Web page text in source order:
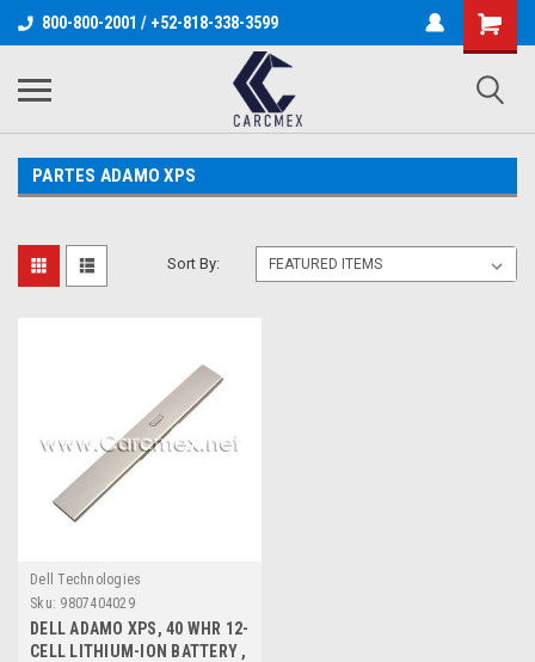
800-800-2001 / +52-818-338-3599
PARTES ADAMO XPS
Sort By:
Dell Technologies
Sku: 9807404029
DELL ADAMO XPS, 40 WHR 12-
CELL LITHIUM-ION BATTERY ,